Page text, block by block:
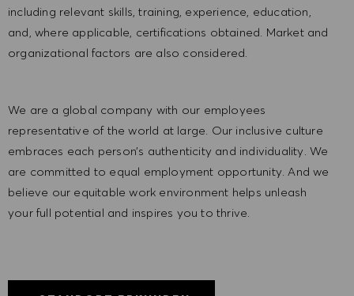
including relevant skills, training, experience, education,
and, where applicable, certifications obtained. Market and
organizational factors are also considered.
We are a global company with our employees
representative of the world at large. Our inclusive culture
embraces each person’s authenticity and individuality. We
are committed to equal employment opportunity. And we
believe our equitable work environment helps unleash
your full potential and inspires you to thrive.